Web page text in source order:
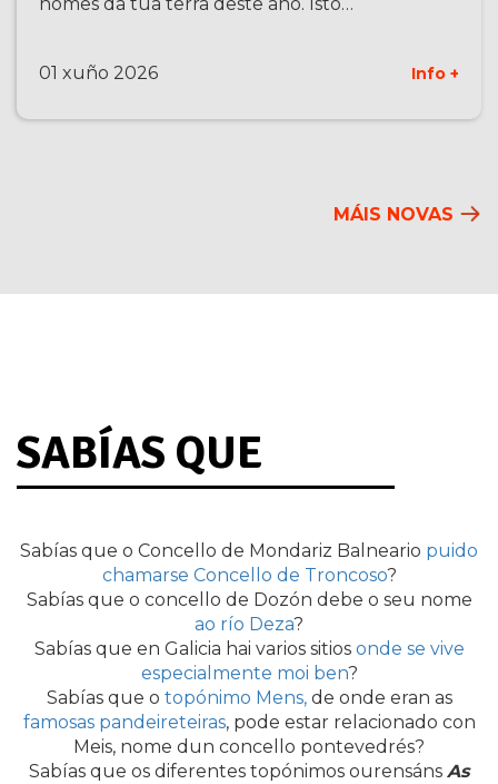
nomes da túa terra deste ano. Isto…
01 xuño 2026 Info +
MÁIS NOVAS
SABÍAS QUE
Sabías que o Concello de Mondariz Balneario puido
chamarse Concello de Troncoso?
Sabías que o concello de Dozón debe o seu nome
ao río Deza?
Sabías que en Galicia hai varios sitios onde se vive
especialmente moi ben?
Sabías que o topónimo Mens,de onde eran as
famosas pandeireteiras, pode estar relacionado con
Meis, nome dun concello pontevedrés?
Sabías que os diferentes topónimos ourensáns As